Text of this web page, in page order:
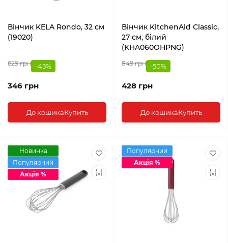
Вінчик KELA Rondo, 32 см
(19020)
629 грн -45%
346 грн
До кошикаКупить
Вінчик KitchenAid Classic,
27 см, білий
(KHA060OHPNG)
849 грн -50%
428 грн
До кошикаКупить
Новинка
Популярний
Акція %
Популярний
Акція %